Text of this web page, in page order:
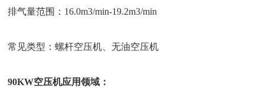
排气量范围：16.0m3/min-19.2m3/min
常见类型：螺杆空压机、无油空压机
90KW空压机应用领域：